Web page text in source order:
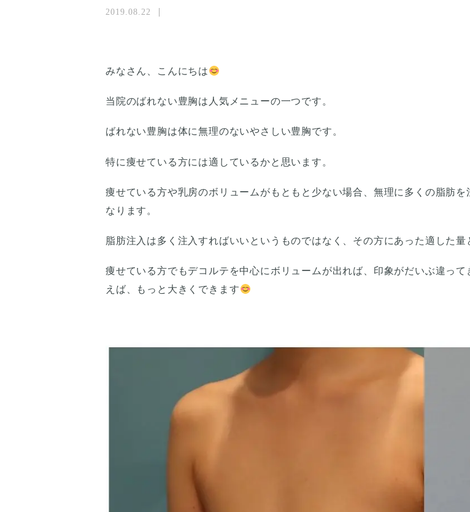
2019.08.22
みなさん、こんにちは
当院のばれない豊胸は人気メニューの一つです。
ばれない豊胸は体に無理のないやさしい豊胸です。
特に痩せている方には適しているかと思います。
痩せている方や乳房のボリュームがもともと少ない場合、無理に多くの脂肪
なります。
脂肪注入は多く注入すればいいというものではなく、その方にあった適した量
痩せている方でもデコルテを中心にボリュームが出れば、印象がだいぶ違っ
えば、もっと大きくできます